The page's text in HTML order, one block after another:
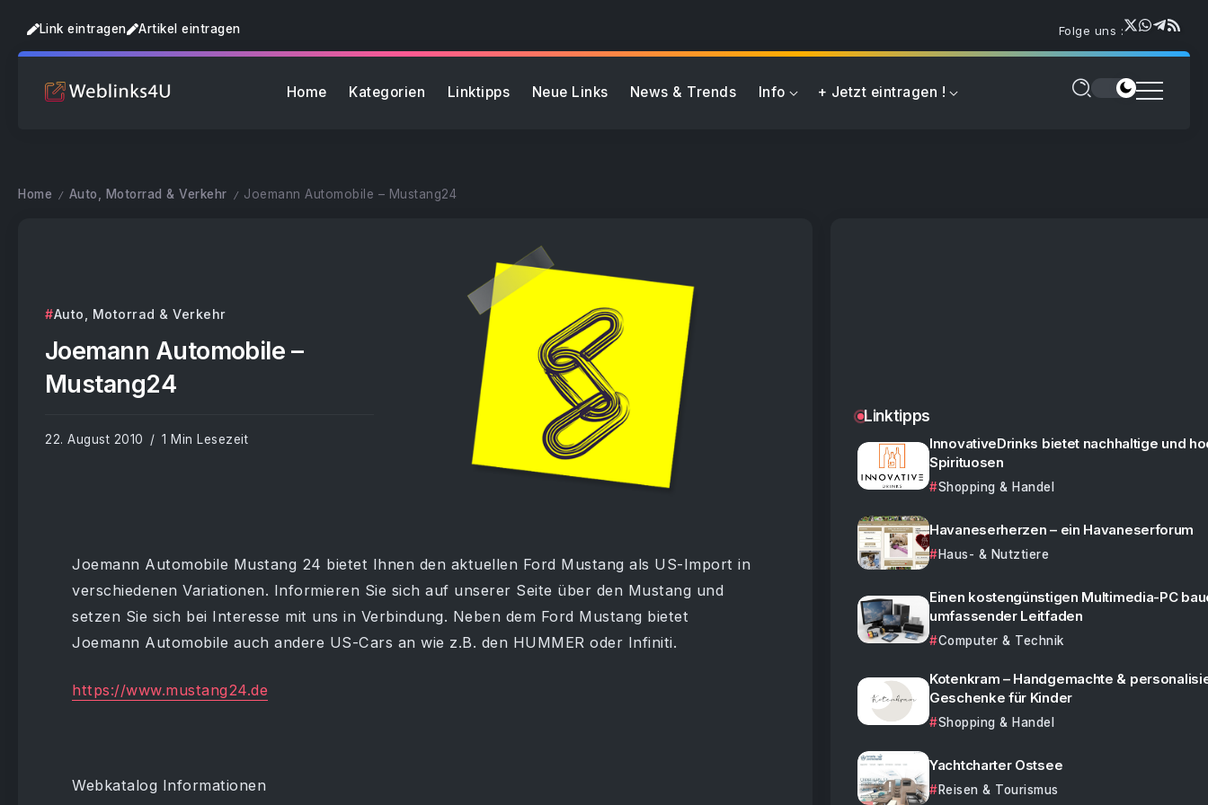
Link eintragen Artikel eintragen Folge uns :
Home Kategorien Linktipps Neue Links News & Trends Info + Jetzt eintragen !
Home / Auto, Motorrad & Verkehr / Joemann Automobile – Mustang24
Auto, Motorrad & Verkehr
Joemann Automobile –
Mustang24
22. August 2010 1 Min Lesezeit
Joemann Automobile Mustang 24 bietet Ihnen den aktuellen Ford Mustang als US-Import in
verschiedenen Variationen. Informieren Sie sich auf unserer Seite über den Mustang und
setzen Sie sich bei Interesse mit uns in Verbindung. Neben dem Ford Mustang bietet
Joemann Automobile auch andere US-Cars an wie z.B. den HUMMER oder Infiniti.
https://www.mustang24.de
Webkatalog Informationen
Linktipps
InnovativeDrinks bietet nachhaltige und
Spirituosen
Shopping & Handel
Havaneserherzen – ein Havaneserforum
Haus- & Nutztiere
Einen kostengünstigen Multimedia-PC
umfassender Leitfaden
Computer & Technik
Kotenkram – Handgemachte &
Geschenke für Kinder
Shopping & Handel
Yachtcharter Ostsee
Reisen & Tourismus